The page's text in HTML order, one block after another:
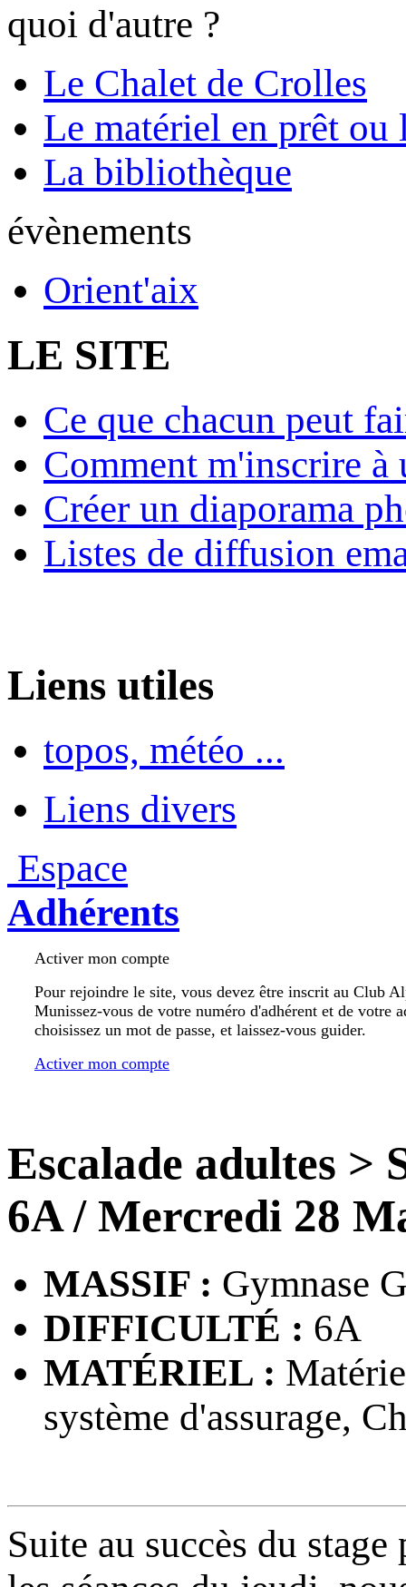
quoi d'autre ?
Le Chalet de Crolles
Le matériel en prêt ou
La bibliothèque
évènements
Orient'aix
LE SITE
Ce que chacun peut
Comment m'inscrire à
Créer un diaporama
Listes de diffusion
Liens utiles
topos, météo ...
Liens divers
Espace
Adhérents
Activer mon compte
Pour rejoindre le site, vous devez être inscrit au Club
Munissez-vous de votre numéro d'adhérent et de votre
choisissez un mot de passe, et laissez-vous guider.
Activer mon compte
Escalade adultes >
6A/ Mercredi 28
MASSIF : Gymnase
DIFFICULTÉ : 6A
MATÉRIEL :
système d'assurage,
Suite au succès du